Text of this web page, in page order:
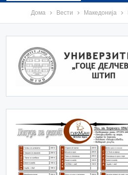
Дома Вести Македонија